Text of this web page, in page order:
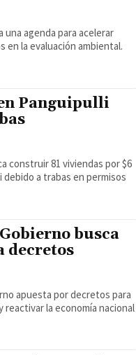
agenda para acelerar
en la evaluación ambiental.
Panguipulli
construir 81 viviendas por $6
a trabas en permisos
busca
decretos
apuesta por decretos para
la economía nacional